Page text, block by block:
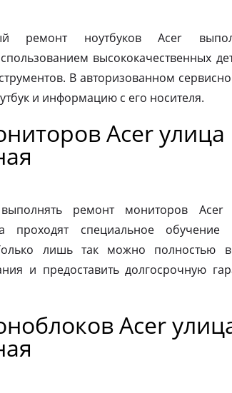
ремонт ноутбуков Acer
высококачественных
В авторизованном
и информацию с его носителя.
Acer улица
ремонт мониторов Acer
проходят специальное
лишь так можно полностью
и предоставить долгосрочную
Acer